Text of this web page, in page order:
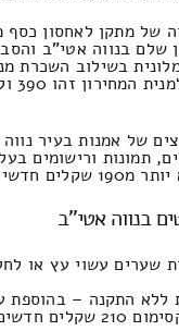
של מתקן לאחסון כסף
שלם בנווה אטי"ב
בשילוב השכרת
של אמנות בעיר
תמונות ורישומים
בנווה אטי"ב
עשוי עץ או
ללא התקנה – בהוספת